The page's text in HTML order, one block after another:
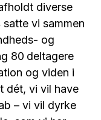
diverse
vi sammen
og
80 deltagere
og viden i
dét, vi vil have
– vi vil dyrke